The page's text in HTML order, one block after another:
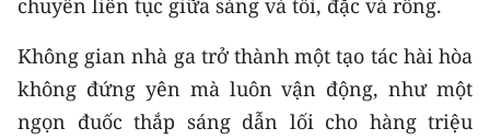
CÁC CHUYÊN TRANG
VỀ BÁO NHÂN DÂN
chuyển liên tục giữa sáng và tối, đặc và rỗng.
Không gian nhà ga trở thành một tạo tác hài hòa
không đứng yên mà luôn vận động, như một
ngọn đuốc thắp sáng dẫn lối cho hàng triệu